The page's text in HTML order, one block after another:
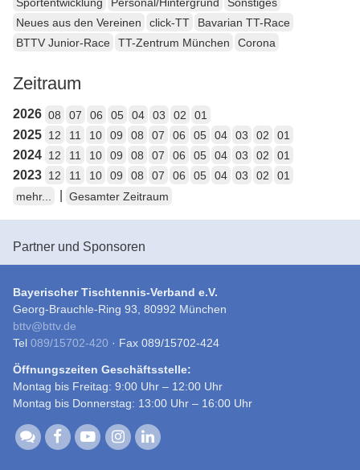
Neues aus den Vereinen
click-TT
Bavarian TT-Race
BTTV Junior-Race
TT-Zentrum München Corona
Zeitraum
2026 08 07 06 05 04 03 02 01
2025 12 11 10 09 08 07 06 05 04 03 02 01
2024 12 11 10 09 08 07 06 05 04 03 02 01
2023 12 11 10 09 08 07 06 05 04 03 02
01
mehr...
Gesamter Zeitraum
Partner und Sponsoren
Bayerischer Tischtennis-Verband e.V.
Georg-Brauchle-Ring 93, 80992 München
bttv@bttv.de
Tel 089/15702-420 · Fax 089/15702-424
Öffnungszeiten Geschäftsstelle:
Montag bis Freitag: 9:00 Uhr – 12:00 Uhr
Montag bis Donnerstag: 13:00 Uhr – 16:00 Uhr